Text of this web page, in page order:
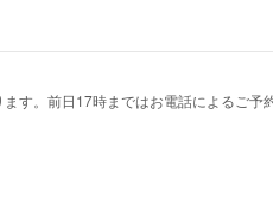
す。前日17時まではお電話によるご予